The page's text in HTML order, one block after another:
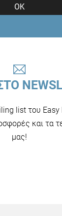
ΟΚ
list του Easy
και τα
μας!